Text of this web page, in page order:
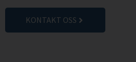
KONTAKT OSS